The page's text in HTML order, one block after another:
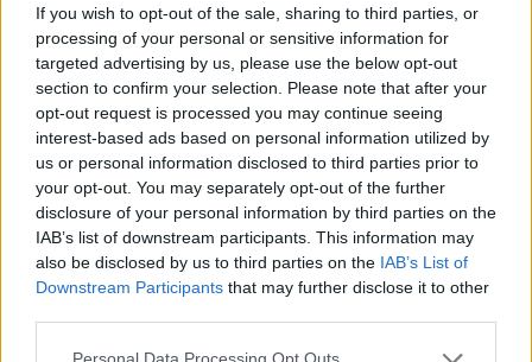
If you wish to opt-out of the sale, sharing to third parties, or
processing of your personal or sensitive information for
targeted advertising by us, please use the below opt-out
section to confirm your selection. Please note that after your
opt-out request is processed you may continue seeing
interest-based ads based on personal information utilized by
us or personal information disclosed to third parties prior to
your opt-out. You may separately opt-out of the further
disclosure of your personal information by third parties on the
IAB’s list of downstream participants. This information may
also be disclosed by us to third parties on the IAB’s List of
Downstream Participants that may further disclose it to other
Please note that this website/app uses one or more Google